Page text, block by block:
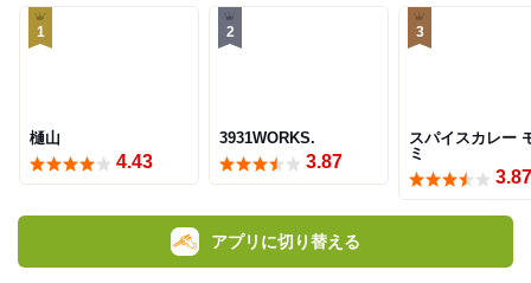
1
樋山
4.43
2
3931WORKS.
3.87
3
スパイスカレー
ミ
3.87
アプリに切り替える